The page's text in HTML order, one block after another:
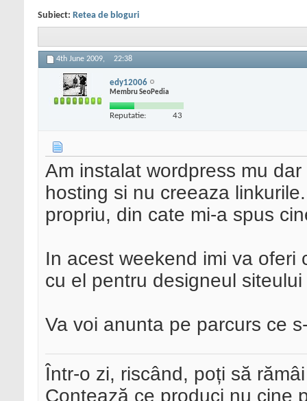
Subiect: Retea de bloguri
4th June 2009, 22:38
edy12006
Membru SeoPedia
Reputatie: 43
Am instalat wordpress mu
hosting si nu creeaza
propriu, din cate mi-a spus
In acest weekend imi va oferi
cu el pentru designeul
Va voi anunta pe parcurs ce
Într-o zi, riscând, poți să
Contează ce produci nu cine